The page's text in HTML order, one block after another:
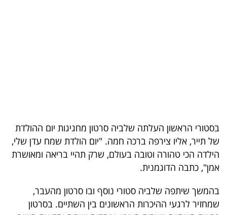
המילון
הכלכלי
פודקאסט
40
UNDER
בסטורי הראשון העלתה שלביה סרטון מחגיגות יום ההולדת
של תייר, אליו צירפה ברכה חמה. "יום הולדת שמח עדן שלי,
הילדה הכי טהורה וטובה בעולם, שרק תהיי בריאה ומאושרת
אמן", כתבה הדוגמנית.
בהמשך שיתפה שלביה סטורי נוסף ובו סרטון מהעבר,
שמחזיר לרגעי ההיכרות הראשונים בין השתיים. בסרטון